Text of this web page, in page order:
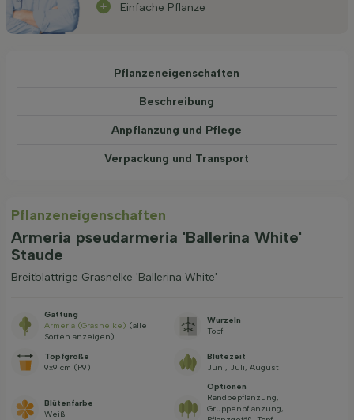
Einfache Pflanze
Pflanzeneigenschaften
Beschreibung
Anpflanzung und Pflege
Verpackung und Transport
Pflanzeneigenschaften
Armeria pseudarmeria 'Ballerina White'
Staude
Breitblättrige Grasnelke 'Ballerina White'
Gattung
Armeria (Grasnelke) (alle
Sorten anzeigen)
Wurzeln
Topf
Topfgröße
9x9 cm (P9)
Blütezeit
Juni, Juli, August
Blütenfarbe
Weiß
Optionen
Randbepflanzung,
Gruppenpflanzung,